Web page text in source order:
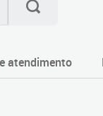
atendimento